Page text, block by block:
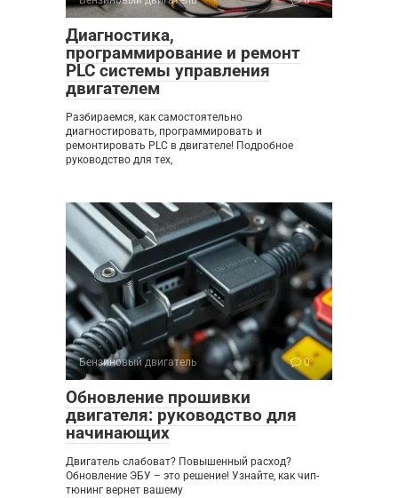
Диагностика,
программирование и ремонт
PLC системы управления
двигателем
Разбираемся, как самостоятельно
диагностировать, программировать и
ремонтировать PLC в двигателе! Подробное
руководство для тех,
Бензиновый двигатель 0
Обновление прошивки
двигателя: руководство для
начинающих
Двигатель слабоват? Повышенный расход?
Обновление ЭБУ – это решение! Узнайте, как чип-
тюнинг вернет вашему